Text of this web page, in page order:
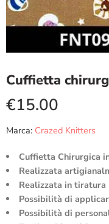
Cuffietta
€15.00
Marca: Crazed Knitters
Cuffietta Chirurgica
Realizzata
Realizzata in
Possibilità di
Possibilità di